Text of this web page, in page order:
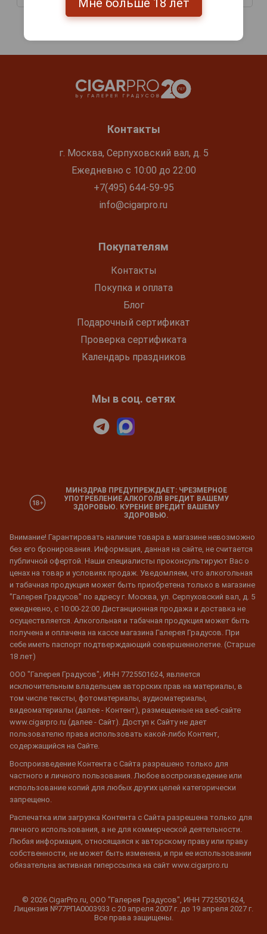
Контакты
г. Москва, Серпуховский вал, д. 5
Ежедневно с 10:00 до 22:00
+7(495) 644-59-95
info@cigarpro.ru
Покупателям
Контакты
Покупка и оплата
Блог
Подарочный сертификат
Проверка сертификата
Календарь праздников
Мы в соц. сетях
МИНЗДРАВ ПРЕДУПРЕЖДАЕТ: ЧРЕЗМЕРНОЕ
УПОТРЕБЛЕНИЕ АЛКОГОЛЯ ВРЕДИТ ВАШЕМУ
ЗДОРОВЬЮ. КУРЕНИЕ ВРЕДИТ ВАШЕМУ
ЗДОРОВЬЮ.
Внимание! Гарантировать наличие товара в магазине невозможно
без его бронирования. Информация, данная на сайте, не считается
публичной офертой. Наши специалисты проконсультируют Вас о
ценах на товар и условиях продаж. Уведомляем, что алкогольная
и табачная продукция может быть приобретена только в магазине
"Галерея Градусов" по адресу г. Москва, ул. Серпуховский вал, д. 5
ежедневно, с 10:00-22:00 Дистанционная продажа и доставка не
осуществляется. Алкогольная и табачная продукция может быть
получена и оплачена на кассе магазина Галерея Градусов. При
себе иметь паспорт подтверждающий совершеннолетие. (Старше
18 лет)
ООО "Галерея Градусов", ИНН 7725501624, является
исключительным владельцем авторских прав на материалы, в
том числе тексты, фотоматериалы, аудиоматериалы,
видеоматериалы (далее - Контент), размещенные на веб-сайте
www.cigarpro.ru (далее - Сайт). Доступ к Сайту не дает
пользователю права использовать какой-либо Контент,
содержащийся на Сайте.
Воспроизведение Контента с Сайта разрешено только для
частного и личного пользования. Любое воспроизведение или
использование копий для любых других целей категорически
запрещено.
Распечатка или загрузка Контента с Сайта разрешена только для
личного использования, а не для коммерческой деятельности.
Любая информация, относящаяся к авторскому праву или праву
собственности, не может быть изменена, и при ее использовании
обязательна активная гиперссылка на сайт www.cigarpro.ru
© 2026 CigarPro.ru, ООО "Галерея Градусов", ИНН 7725501624,
Лицензия №77РПА0003933 c 20 апреля 2007 г. до 19 апреля 2027 г.
Все права защищены.